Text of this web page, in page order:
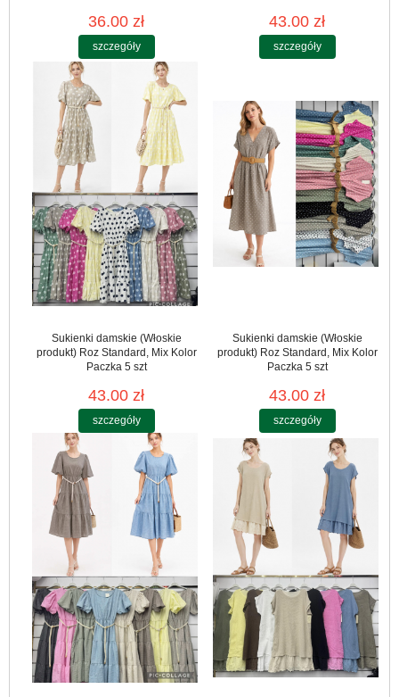
36.00 zł
szczegóły
43.00 zł
szczegóły
Sukienki damskie (Włoskie
produkt) Roz Standard, Mix Kolor
Paczka 5 szt
43.00 zł
szczegóły
Sukienki damskie (Włoskie
produkt) Roz Standard, Mix Kolor
Paczka 5 szt
43.00 zł
szczegóły